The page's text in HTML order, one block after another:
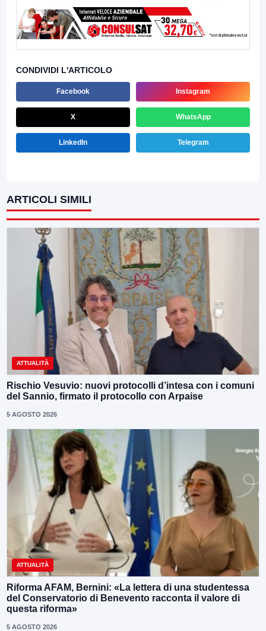
CONDIVIDI L'ARTICOLO
Facebook Instagram
X WhatsApp
LinkedIn Telegram
ARTICOLI SIMILI
ATTUALITÀ
Rischio Vesuvio: nuovi protocolli d’intesa con i comuni
del Sannio, firmato il protocollo con Arpaise
5 AGOSTO 2026
ATTUALITÀ
Riforma AFAM, Bernini: «La lettera di una studentessa
del Conservatorio di Benevento racconta il valore di
questa riforma»
5 AGOSTO 2026